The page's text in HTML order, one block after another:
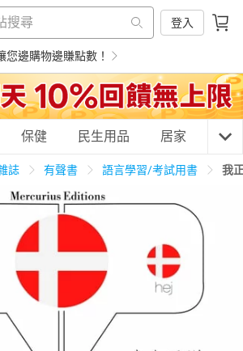
登入
您邊購物邊賺點數！
養生保健 民生用品
3C家電 運動休閒 親子玩具
保健 民生用品 居家 3C
誌 有聲書 語言學習/考試用書 我